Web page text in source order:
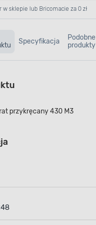
w sklepie lub Bricomacie za 0 zł
Specyfikacja
Podobne
produkty
przykręcany 430 M3